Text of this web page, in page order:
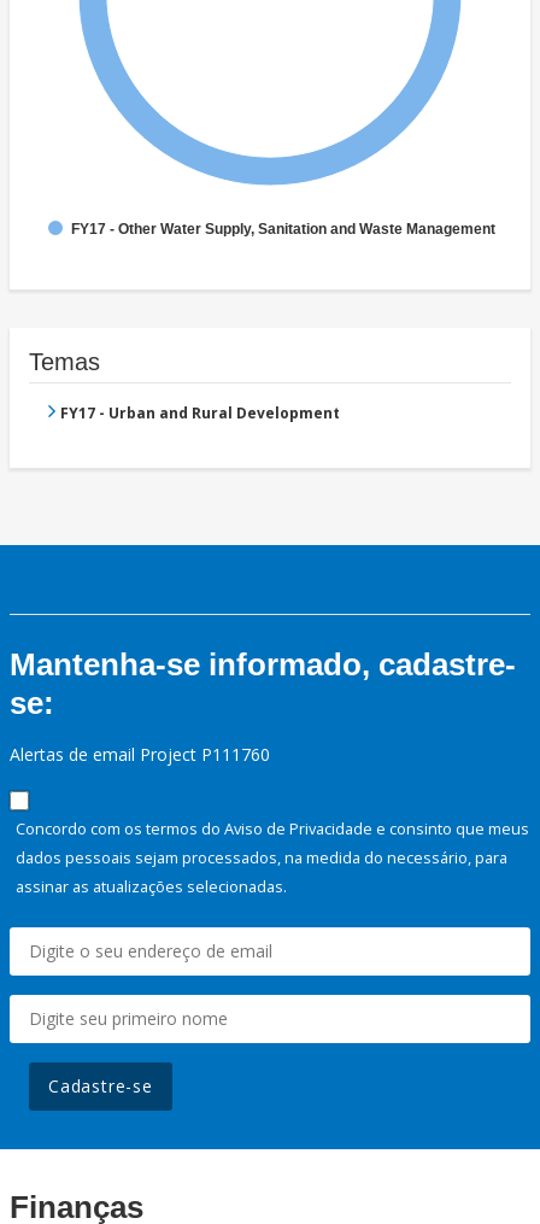
FY17 - Other Water Supply, Sanitation and Waste Management
Temas
FY17 - Urban and Rural Development
Mantenha-se informado, cadastre-
se:
Alertas de email Project P111760
Concordo com os termos do Aviso de Privacidade e consinto que meus
dados pessoais sejam processados, na medida do necessário, para
assinar as atualizações selecionadas.
Cadastre-se
Finanças